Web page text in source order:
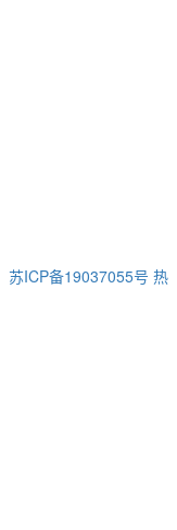
苏ICP备19037055号 热